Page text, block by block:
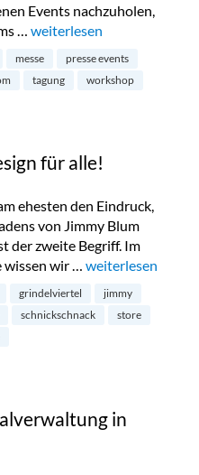
Events nachzuholen,
… „Fairytale Rooms:
weiterlesen
messe
presse events
tagung workshop
für alle!
ehesten den Eindruck,
von Jimmy Blum
der zweite Begriff. Im
wir … „JIMMY: Vintage
weiterlesen
grindelviertel
jimmy
schnickschnack
store
in